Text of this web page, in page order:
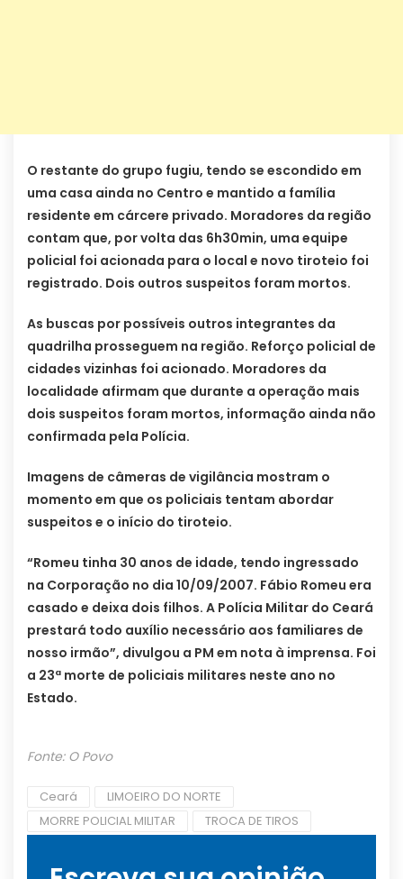
O restante do grupo fugiu, tendo se escondido em
uma casa ainda no Centro e mantido a família
residente em cárcere privado. Moradores da região
contam que, por volta das 6h30min, uma equipe
policial foi acionada para o local e novo tiroteio foi
registrado. Dois outros suspeitos foram mortos.
As buscas por possíveis outros integrantes da
quadrilha prosseguem na região. Reforço policial de
cidades vizinhas foi acionado. Moradores da
localidade afirmam que durante a operação mais
dois suspeitos foram mortos, informação ainda não
confirmada pela Polícia.
Imagens de câmeras de vigilância mostram o
momento em que os policiais tentam abordar
suspeitos e o início do tiroteio.
“Romeu tinha 30 anos de idade, tendo ingressado
na Corporação no dia 10/09/2007. Fábio Romeu era
casado e deixa dois filhos. A Polícia Militar do Ceará
prestará todo auxílio necessário aos familiares de
nosso irmão”, divulgou a PM em nota à imprensa. Foi
a 23ª morte de policiais militares neste ano no
Estado.
Fonte: O Povo
Ceará
LIMOEIRO DO NORTE
MORRE POLICIAL MILITAR
TROCA DE TIROS